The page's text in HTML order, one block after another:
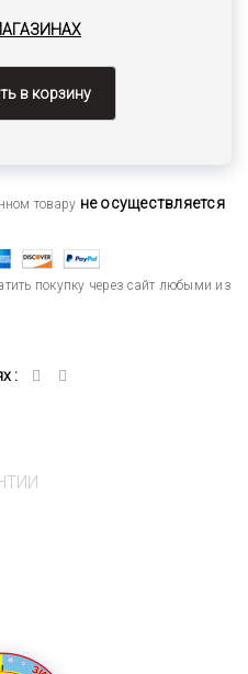
в корзину
товару не осуществляется
покупку через сайт любыми из
: